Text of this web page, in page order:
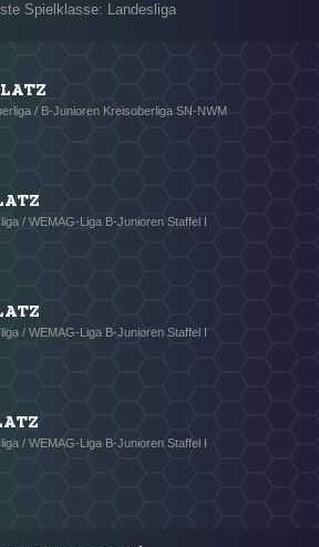
Spielklasse: Landesliga
/ B-Junioren Kreisoberliga SN-NWM
/ WEMAG-Liga B-Junioren Staffel I
/ WEMAG-Liga B-Junioren Staffel I
/ WEMAG-Liga B-Junioren Staffel I